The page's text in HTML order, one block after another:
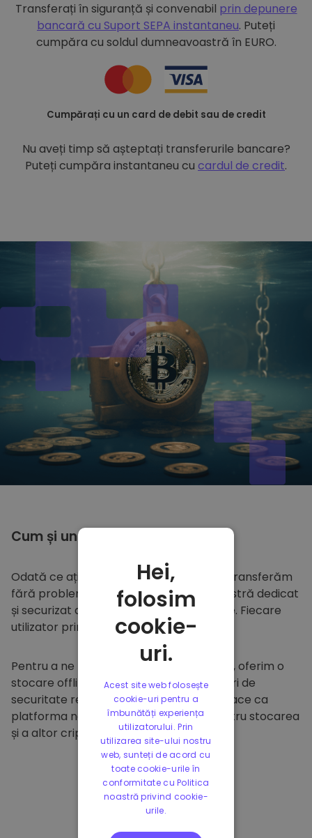
Transferați în siguranță și convenabil prin depunere
bancară cu Suport SEPA instantaneu. Puteți
cumpăra cu soldul dumneavoastră în EURO.
Cumpărați cu un card de debit sau de credit
Nu aveți timp să așteptați transferurile bancare?
Puteți cumpăra instantaneu cu cardul de credit.
Cum și unde să
Odată ce ați cumpărat peKriptomat
, îl transferăm
fără probleme în portofelul dumneavoastră dedicat
și securizat din cadrul platformei noastre. Fiecare
utilizator primește un portofel individual.
Pentru a ne proteja clienții și fondurile lor, oferim o
stocare offline sigură și efectuăm audituri de
securitate regulate. Această abordare face ca
platforma noastră să fie un paradis pentru stocarea
și a altor criptomonede.
Hei,
folosim
cookie-
uri.
Acest site web folosește
cookie-uri pentru a
îmbunătăți experiența
utilizatorului. Prin
utilizarea site-ului nostru
web, sunteți de acord cu
toate cookie-urile în
conformitate cu Politica
noastră privind cookie-
urile.